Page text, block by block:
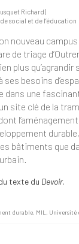
Richard |
social et de l’éducation
nouveau
de triage
plus
ses besoins
dans une
site clé de la
bâtiments que
texte du Devoir.
durable, MIL , Université